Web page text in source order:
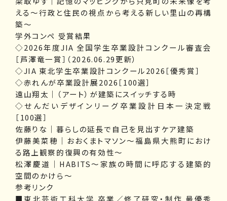
える〜行政と住民の視点から考える新しい里山の再構
築〜
学外コンペ 受賞結果
◇2026年度JIA 全国学生卒業設計コンクール審査会
［芦澤竜一賞］（2026.06.29更新）
◇JIA 東北学生卒業設計コンクール2026［優秀賞］
◇赤れんが卒業設計展2026［100選］
遠山翔太｜（アート）が建築にスイッチする時
◇せんだいデザインリーグ卒業設計日本一決定戦
［100選］
佐藤りな｜暮らしの延長で自己を見出すケア建築
伊藤美菜穂｜おおくまトマソン〜福島県大熊町におけ
る路上観察的復興の有効性〜
松澤慶道｜HABITS～家族の時間に呼応する建築的
空間のかけら～
参考リンク
■東北芸術工科大学 卒業／修了研究・制作 最優秀